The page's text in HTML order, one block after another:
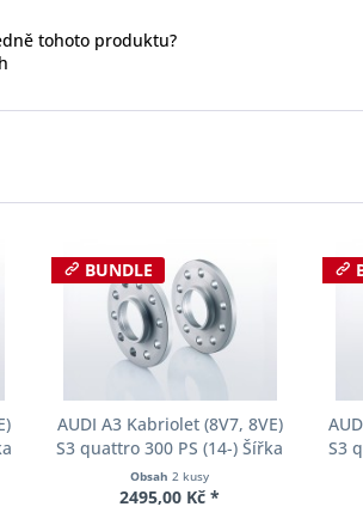
tohoto produktu?
BUNDLE
AUDI A3 Kabriolet (8V7, 8VE)
S3 quattro 300 PS (14-) Šířka
rozchodu Eibach Pro-Spacer
S90-2-10-027 System2
Obsah2 kusy
2495,00 Kč *
S3